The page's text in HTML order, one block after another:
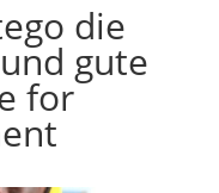
die
gute
for